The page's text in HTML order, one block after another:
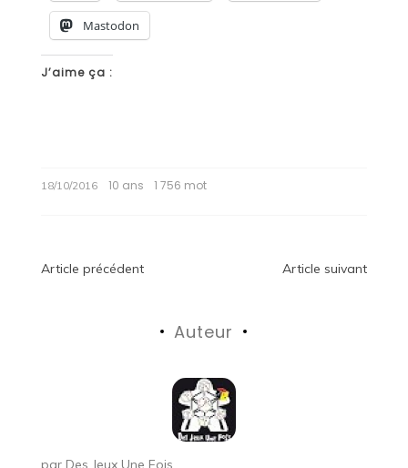
Mastodon
J’aime ça :
18/10/2016 10 ans 1 756 mot
Navigation
Article précédent Article suivant
Auteur
par Des Jeux Une Fois